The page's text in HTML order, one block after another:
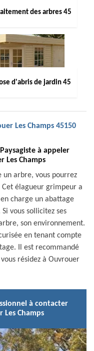
des arbres 45
d'abris de jardin 45
Les Champs 45150
à appeler
Les Champs
un arbre, vous pourrez
Cet élagueur grimpeur a
charge un abattage
vous sollicitez ses
son environnement.
en tenant compte
Il est recommandé
résidez à Ouvrouer
à contacter
Les Champs